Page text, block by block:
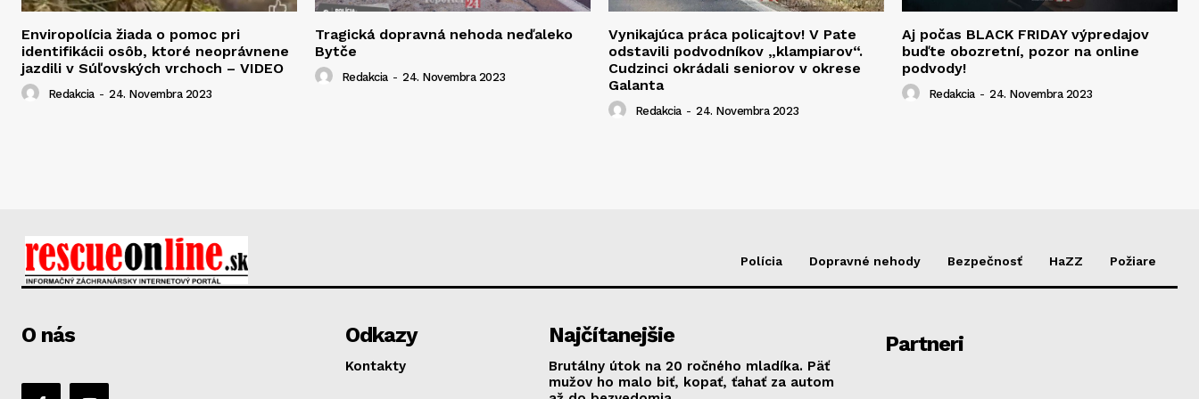
Enviropolícia žiada o pomoc pri
identifikácii osôb, ktoré neoprávnene
jazdili v Súľovských vrchoch – VIDEO
Redakcia - 24. Novembra 2023
Tragická dopravná nehoda neďaleko
Bytče
Redakcia - 24. Novembra 2023
Vynikajúca práca policajtov! V Pate
odstavili podvodníkov „klampiarov“.
Cudzinci okrádali seniorov v okrese
Galanta
Redakcia - 24. Novembra 2023
Aj počas BLACK FRIDAY výpredajov
buďte obozretní, pozor na online
podvody!
Redakcia - 24. Novembra 2023
Polícia Dopravné nehody Bezpečnosť HaZZ Požiare
O nás Odkazy
Kontakty
Najčítanejšie
Brutálny útok na 20 ročného mladíka. Päť
mužov ho malo biť, kopať, ťahať za autom
Partneri